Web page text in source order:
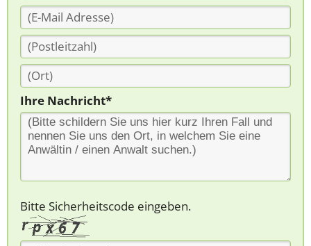
Ihre Nachricht*
Bitte Sicherheitscode eingeben.